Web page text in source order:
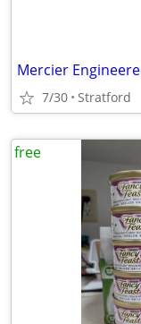
7/30 Stratford
free